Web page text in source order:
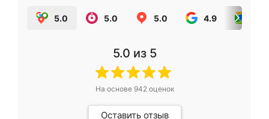
5.0 5.0 5.0 4.9
5.0 из 5
На основе 942оценок
Оставить отзыв